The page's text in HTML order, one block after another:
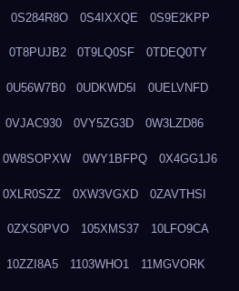
0S284R8O 0S4IXXQE 0S9E2KPP
0T8PUJB2 0T9LQ0SF 0TDEQ0TY
0U56W7B0 0UDKWD5I 0UELVNFD
0VJAC930 0VY5ZG3D 0W3LZD86
0W8SOPXW 0WY1BFPQ 0X4GG1J6
0XLR0SZZ 0XW3VGXD 0ZAVTHSI
0ZXS0PVO 105XMS37 10LFO9CA
10ZZI8A5 1103WHO1 11MGVORK